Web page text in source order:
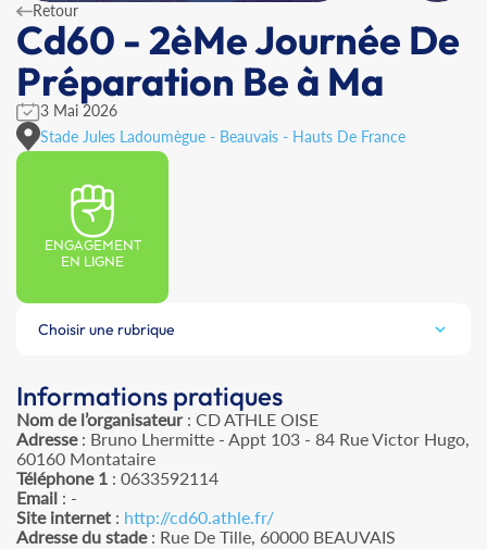
Retour
Cd60 - 2èMe Journée De
Préparation Be à Ma
3 Mai 2026
Stade Jules Ladoumègue - Beauvais - Hauts De France
ENGAGEMENT
EN LIGNE
Choisir une rubrique
Informations pratiques
Nom de l’organisateur: CD ATHLE OISE
Adresse: Bruno Lhermitte - Appt 103 - 84 Rue Victor Hugo,
60160 Montataire
Téléphone 1 : 0633592114
Email : -
Site internet : http://cd60.athle.fr/
Adresse du stade: Rue De Tille, 60000 BEAUVAIS